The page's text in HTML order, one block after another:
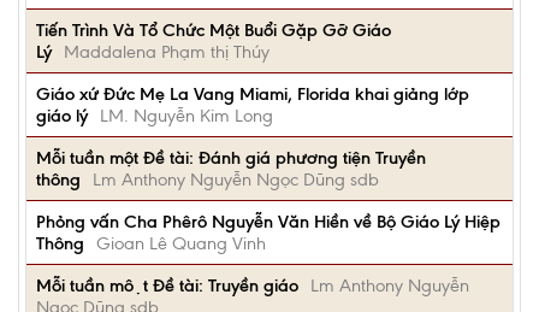
Tiến Trình Và Tổ Chức Một Buổi Gặp Gỡ Giáo
Lý
Maddalena Phạm thị Thúy
Giáo xứ Đức Mẹ La Vang Miami, Florida khai giảng lớp
giáo lý
LM. Nguyễn Kim Long
Mỗi tuần một Đề tài: Đánh giá phương tiện Truyền
thông
Lm Anthony Nguyễn Ngọc Dũng sdb
Phỏng vấn Cha Phêrô Nguyễn Văn Hiền về Bộ Giáo Lý Hiệp
Thông
Gioan Lê Quang Vinh
Mỗi tuần một Đề tài: Truyền giáo
Lm Anthony Nguyễn
Ngọc Dũng sdb